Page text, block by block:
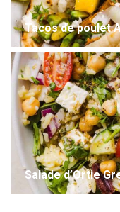
Tacos de poulet
Salade d’Ortie